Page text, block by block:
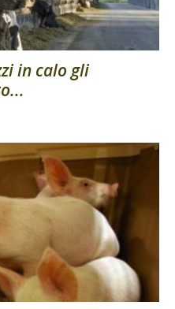
in calo gli